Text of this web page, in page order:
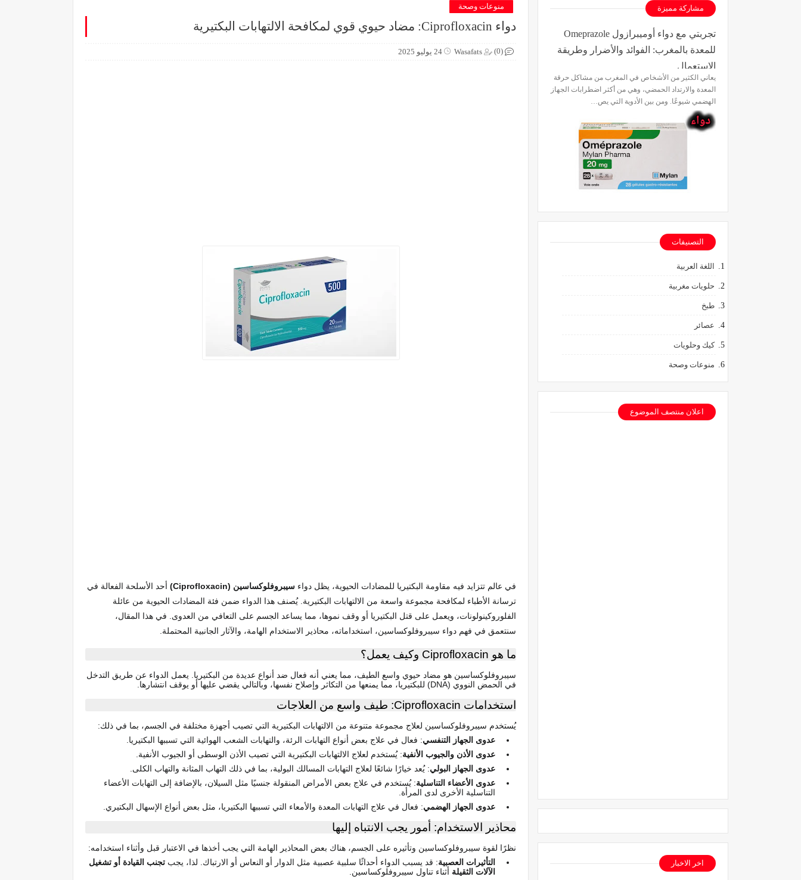
منوعات وصحة
دواء Ciprofloxacin: مضاد حيوي قوي لمكافحة الالتهابات البكتيرية
Wasafats 24 يوليو 2025 (0)
في عالم تتزايد فيه مقاومة البكتيريا للمضادات الحيوية، يظل دواء سيبروفلوكساسين (Ciprofloxacin)
أحد الأسلحة الفعالة في
ترسانة الأطباء لمكافحة مجموعة واسعة من الالتهابات البكتيرية. يُصنف هذا الدواء ضمن فئة المضادات الحيوية من عائلة
الفلوروكينولونات، ويعمل على قتل البكتيريا أو وقف نموها، مما يساعد الجسم على التعافي من العدوى. في هذا المقال،
سنتعمق في فهم دواء سيبروفلوكساسين، استخداماته، محاذير الاستخدام الهامة، والآثار الجانبية المحتملة.
ما هو Ciprofloxacin وكيف يعمل؟
سيبروفلوكساسين هو مضاد حيوي واسع الطيف، مما يعني أنه فعال ضد أنواع عديدة من البكتيريا. يعمل الدواء عن طريق التدخل
في الحمض النووي (DNA) للبكتيريا، مما يمنعها من التكاثر وإصلاح نفسها، وبالتالي يقضي عليها أو يوقف انتشارها.
استخدامات Ciprofloxacin: طيف واسع من العلاجات
يُستخدم سيبروفلوكساسين لعلاج مجموعة متنوعة من الالتهابات البكتيرية التي تصيب أجهزة مختلفة في الجسم، بما في ذلك:
عدوى الجهاز التنفسي: فعال في علاج بعض أنواع التهابات الرئة، والتهابات الشعب الهوائية التي تسببها البكتيريا.
عدوى الأذن والجيوب الأنفية: يُستخدم لعلاج الالتهابات البكتيرية التي تصيب الأذن الوسطى أو الجيوب الأنفية.
عدوى الجهاز البولي: يُعد خيارًا شائعًا لعلاج التهابات المسالك البولية، بما في ذلك التهاب المثانة والتهاب الكلى.
عدوى الأعضاء التناسلية: يُستخدم في علاج بعض الأمراض المنقولة جنسيًا مثل السيلان، بالإضافة إلى التهابات الأعضاء
التناسلية الأخرى لدى المرأة.
عدوى الجهاز الهضمي: فعال في علاج التهابات المعدة والأمعاء التي تسببها البكتيريا، مثل بعض أنواع الإسهال البكتيري.
محاذير الاستخدام: أمور يجب الانتباه إليها
نظرًا لقوة سيبروفلوكساسين وتأثيره على الجسم، هناك بعض المحاذير الهامة التي يجب أخذها في الاعتبار قبل وأثناء استخدامه:
التأثيرات العصبية: قد يسبب الدواء أحداثًا سلبية عصبية مثل الدوار أو النعاس أو الارتباك. لذا، يجب تجنب القيادة أو تشغيل
الآلات الثقيلة أثناء تناول سيبروفلوكساسين.
مشاركة مميزة
تجربتي مع دواء أوميبرازول Omeprazole
للمعدة بالمغرب: الفوائد والأضرار وطريقة
الاستعمال
يعاني الكثير من الأشخاص في المغرب من مشاكل حرقة
المعدة والارتداد الحمضي، وهي من أكثر اضطرابات الجهاز
الهضمي شيوعًا. ومن بين الأدوية التي يص…
التصنيفات
اللغة العربية
حلويات مغربية
طبخ
عصائر
كيك وحلويات
منوعات وصحة
اعلان منتصف الموضوع
اخر الاخبار